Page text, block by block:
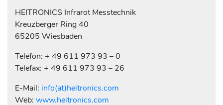
HEITRONICS Infrarot Messtechnik
Kreuzberger Ring 40
65205 Wiesbaden
Telefon: + 49 611 973 93 – 0
Telefax: + 49 611 973 93 – 26
E-Mail: info(at)heitronics.com
Web: www.heitronics.com